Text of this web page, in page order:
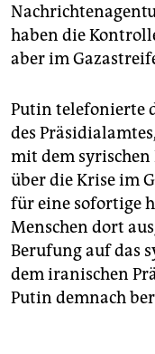
haben die
aber im
Putin telefonierte
des
mit dem syrischen
über die Krise im
für eine sofortige
Menschen dort
Berufung auf das
dem iranischen
Putin demnach